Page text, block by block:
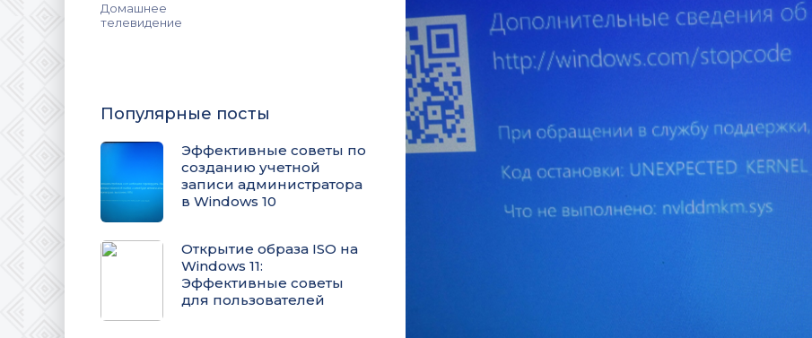
Домашнее
телевидение
Популярные посты
Эффективные советы по
созданию учетной
записи администратора
в Windows 10
Открытие образа ISO на
Windows 11:
Эффективные советы
для пользователей